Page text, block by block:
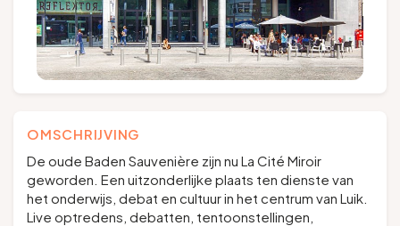
EN NL DE
OMSCHRIJVING
De oude Baden Sauvenière zijn nu La Cité Miroir
geworden. Een uitzonderlijke plaats ten dienste van
het onderwijs, debat en cultuur in het centrum van Luik.
Live optredens, debatten, tentoonstellingen,